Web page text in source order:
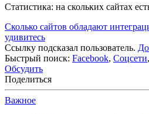
Статистика: на скольких сайтах
Сколько сайтов обладают
удивитесь
Ссылку подсказал пользователь.
Быстрый поиск: Facebook, Соцсети,
Обсудить
Поделиться
Важное